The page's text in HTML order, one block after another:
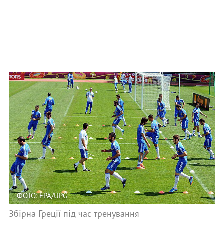
ФОТО: EPA/UPG
Збірна Греції під час тренування